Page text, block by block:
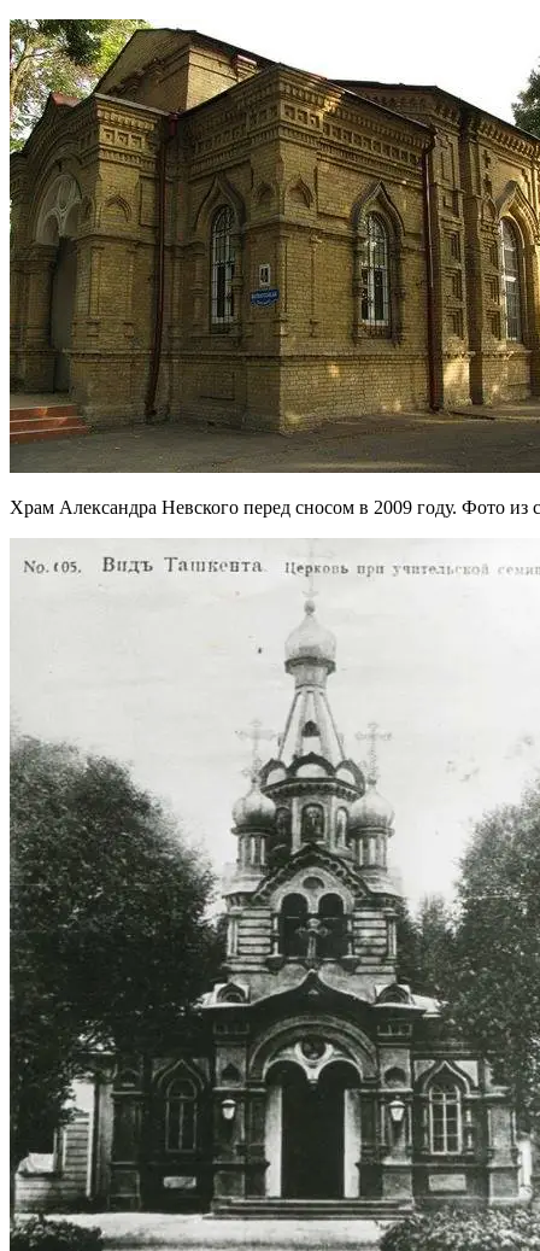
Храм Александра Невского перед сносом в 2009 году. Фото из